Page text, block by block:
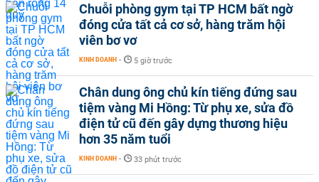
Chuỗi phòng gym tại TP HCM bất ngờ
đóng cửa tất cả cơ sở, hàng trăm hội
viên bơ vơ
KINH DOANH - 5 giờ trước
Chân dung ông chủ kín tiếng đứng sau
tiệm vàng Mi Hồng: Từ phụ xe, sửa đồ
điện tử cũ đến gây dựng thương hiệu
hơn 35 năm tuổi
KINH DOANH - 33 phút trước